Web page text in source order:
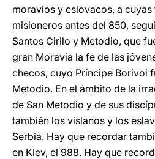
moravios y eslovacos, a
misioneros antes del 850,
Santos Cirilo y Metodio, que
gran Moravia la fe de las
checos, cuyo Príncipe Borivoi
Metodio. En el ámbito de la
de San Metodio y de sus
también los vislanos y los
Serbia. Hay que recordar
en Kiev, el 988. Hay que